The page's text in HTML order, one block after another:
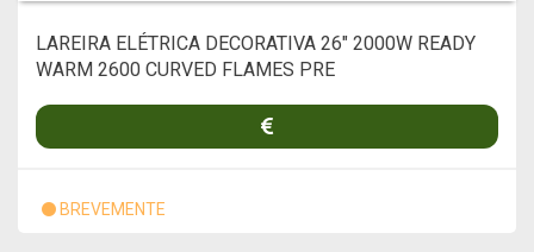
LAREIRA ELÉTRICA DECORATIVA 26" 2000W READY
WARM 2600 CURVED FLAMES PRE
BREVEMENTE